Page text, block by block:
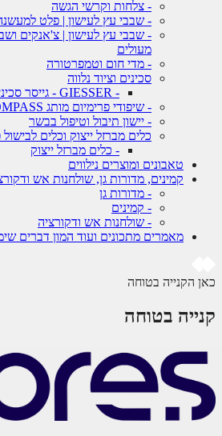
- צלחות וקרשי הגשה
- שבבי עץ לעישון | פלט למעשנה
- שבבי עץ לעישון | צ'אנקים
מעולים
- מדי חום וטמפרטורה
סכינים וציוד נלווה
- שיפודי פרימיום מותג COMPASS
- יישון תיבול וטיפול בבשר
כלים מברזל ייצוק וכלים לבישול פלוב
- כלים מברזל ייצוק
טאבונים ומוצרים נילווים
קמינים, מדורות גן, שולחנות אש ודקורציה
- מדורות גן
- קמינים
- שולחנות אש ודקורציה
מאמרים מתכונים ועוד המון דברים
הקנייה בטוחה
בטוחה